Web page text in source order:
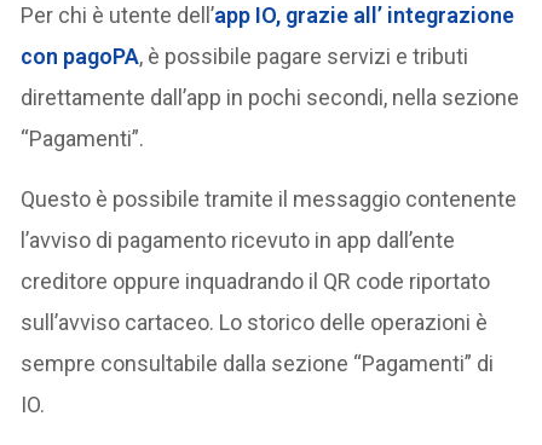
Per chi è utente dell’app IO, grazie all’ integrazione
con pagoPA, è possibile pagare servizi e tributi
direttamente dall’app in pochi secondi, nella sezione
“Pagamenti”.
Questo è possibile tramite il messaggio contenente
l’avviso di pagamento ricevuto in app dall’ente
creditore oppure inquadrando il QR code riportato
sull’avviso cartaceo. Lo storico delle operazioni è
sempre consultabile dalla sezione “Pagamenti” di
IO.